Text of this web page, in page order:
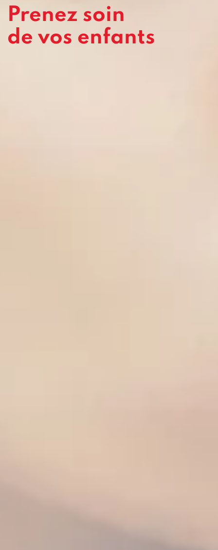
Prenez soin
de vos enfants